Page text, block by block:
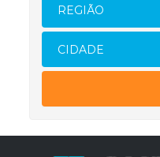
REGIÃO
CIDADE